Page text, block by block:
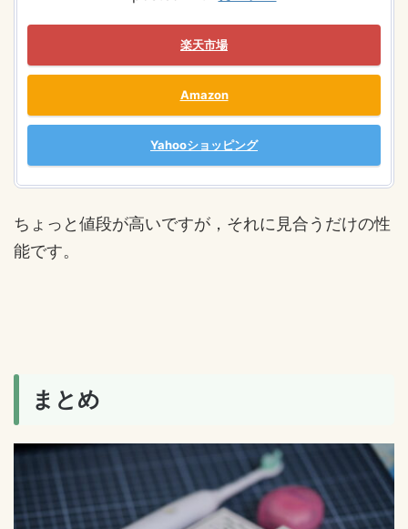
楽天市場
Amazon
Yahooショッピング
ちょっと値段が高いですが，それに見合うだけの性
能です。
まとめ